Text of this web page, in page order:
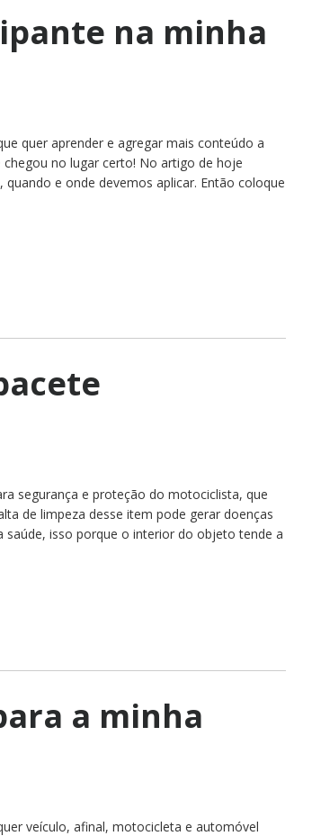
na minha
quer aprender e agregar mais conteúdo a
no lugar certo! No artigo de hoje
e onde devemos aplicar. Então coloque
segurança e proteção do motociclista, que
de limpeza desse item pode gerar doenças
isso porque o interior do objeto tende a
a minha
veículo, afinal, motocicleta e automóvel